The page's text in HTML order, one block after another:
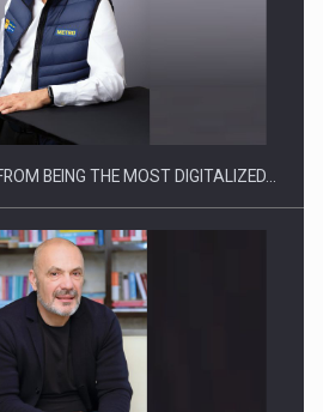
The Future - Technology and…
RETHINK STRATEGY-Finantare
BEING THE MOST DIGITALIZED…